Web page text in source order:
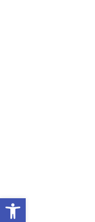
פתח